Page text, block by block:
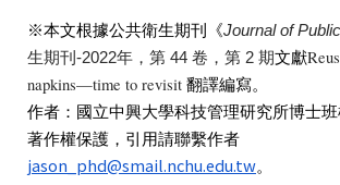
※本文根據公共衛生期刊《Journal of
生期刊-2022年，第 44 卷，第 2 期文獻
napkins—time to revisit 翻譯編寫。
作者：國立中興大學科技管理研究所博士
著作權保護，引用請聯繫作者
jason_phd@smail.nchu.edu.tw。